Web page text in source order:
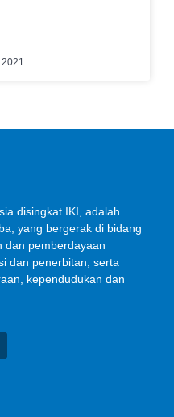
disingkat IKI, adalah
yang bergerak di bidang
dan pemberdayaan
dan penerbitan, serta
kependudukan dan